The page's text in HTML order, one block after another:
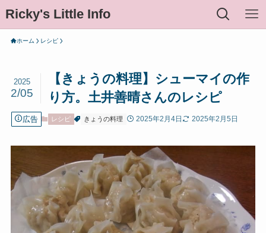
Ricky's Little Info
ホーム レシピ
【きょうの料理】シューマイの作
り方。土井善晴さんのレシピ
2025
2/05
広告 レシピ きょうの料理 2025年2月4日 2025年2月5日